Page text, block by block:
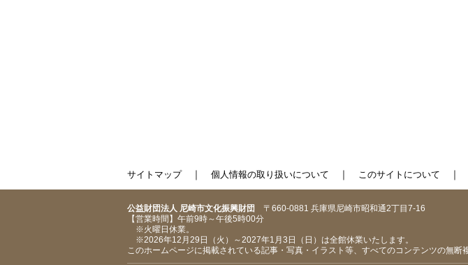
サイトマップ｜ 個人情報の取り扱いについて ｜ このサイトについて ｜
公益財団法人 尼崎市文化振興財団 〒660-0881 兵庫県尼崎市昭和通2丁目7-16
【営業時間】午前9時～午後5時00分
※火曜日休業。
※2026年12月29日（火）～2027年1月3日（日）は全館休業いたします。
このホームページに掲載されている記事・写真・イラスト等、すべてのコンテンツの無断